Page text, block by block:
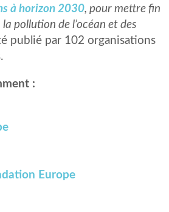
à horizon 2030, pour mettre fin
pollution de l’océan et des
publié par 102 organisations
:
Europe